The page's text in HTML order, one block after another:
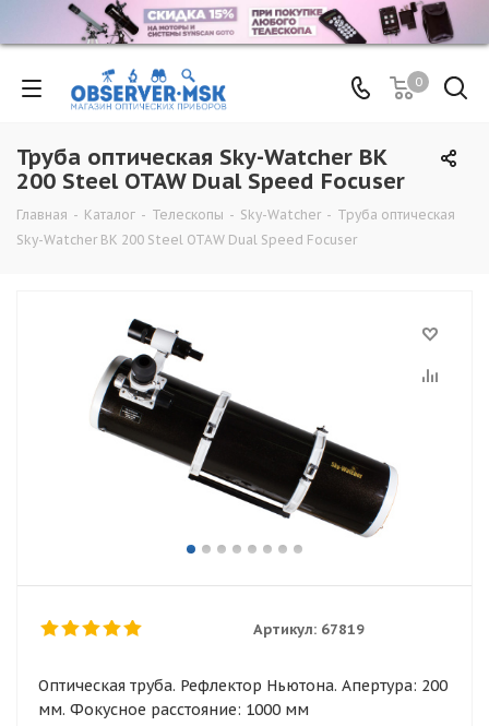
0
Труба оптическая Sky-Watcher BK
200 Steel OTAW Dual Speed Focuser
Главная - Каталог - Телескопы - Sky-Watcher - Труба оптическая
Sky-Watcher BK 200 Steel OTAW Dual Speed Focuser
Артикул: 67819
Оптическая труба. Рефлектор Ньютона. Апертура: 200
мм. Фокусное расстояние: 1000 мм